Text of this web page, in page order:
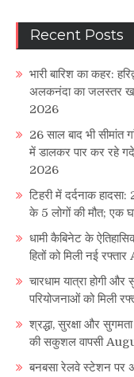
Recent Posts
भारी बारिश का कहर:
अलकनंदा का जलस्तर
2026
26 साल बाद भी सीमांत
में डालकर पार कर रहे
2026
टिहरी में दर्दनाक
के 5 लोगों की मौत; एक
धामी कैबिनेट के
हितों को मिली नई रफ्तार
चारधाम यात्रा होगी
परियोजनाओं को मिली
श्रद्धा, सुरक्षा और
की सकुशल वापसी
बनबसा रेलवे स्टेशन पर